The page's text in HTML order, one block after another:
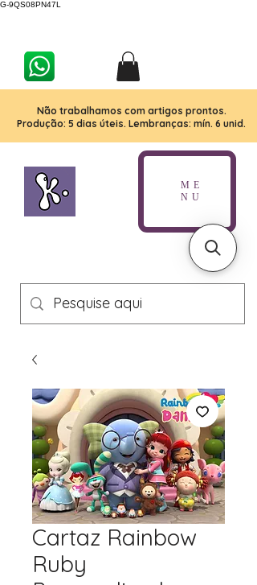
G-9QS08PN47L
Não trabalhamos com artigos prontos.
Produção: 5 dias úteis. Lembranças: mín. 6 unid.
ME
NU
Cartaz Rainbow
Ruby